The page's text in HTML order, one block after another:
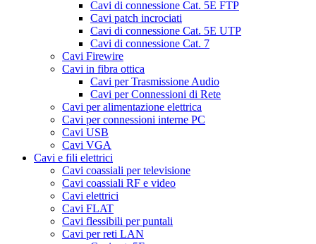
Cavi di connessione Cat. 5E FTP
Cavi patch incrociati
Cavi di connessione Cat. 5E UTP
Cavi di connessione Cat. 7
Cavi Firewire
Cavi in fibra ottica
Cavi per Trasmissione Audio
Cavi per Connessioni di Rete
Cavi per alimentazione elettrica
Cavi per connessioni interne PC
Cavi USB
Cavi VGA
Cavi e fili elettrici
Cavi coassiali per televisione
Cavi coassiali RF e video
Cavi elettrici
Cavi FLAT
Cavi flessibili per puntali
Cavi per reti LAN